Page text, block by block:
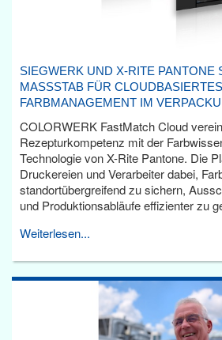
SIEGWERK UND X-RITE PANTONE
MASSSTAB FÜR CLOUDBASIERTES F
ARBMANAGEMENT IM
COLORWERK FastMatch Cloud
Rezepturkompetenz mit der
Technologie von X-Rite Pantone. Die
Druckereien und Verarbeiter dabei,
standortübergreifend zu sichern,
und Produktionsabläufe effizienter zu
Weiterlesen...